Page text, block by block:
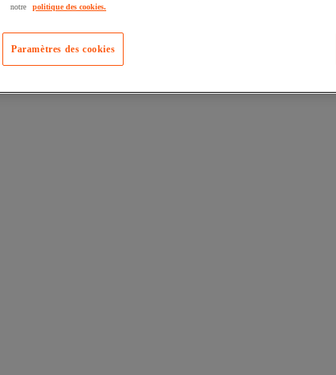
notre
politique des cookies.
Paramètres des cookies